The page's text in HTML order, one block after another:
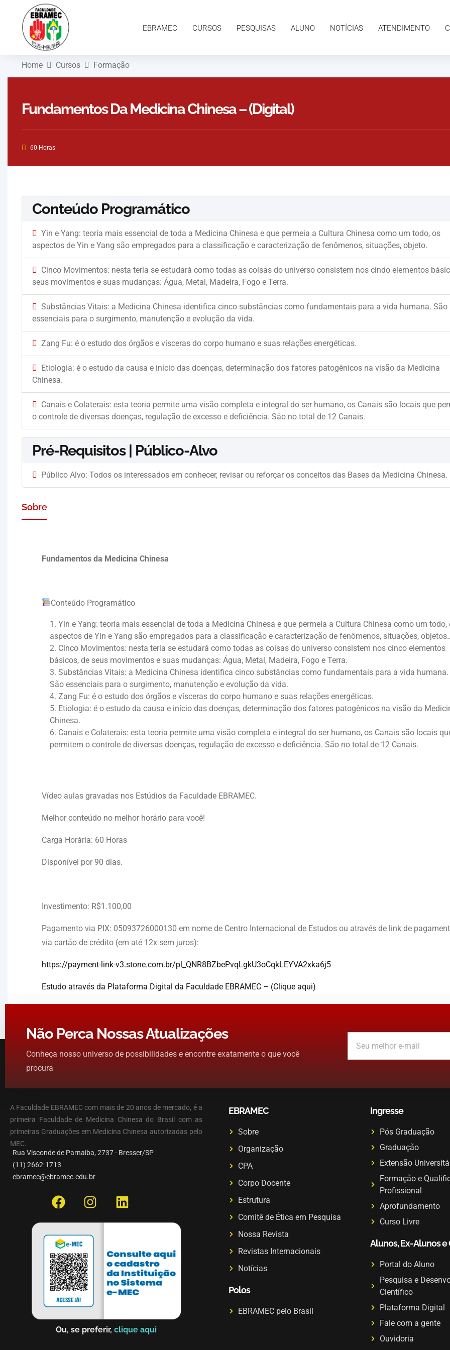
EBRAMEC
CURSOS PESQUISAS ALUNO NOTÍCIAS ATENDIMENTO
Home Cursos Formação
Fundamentos Da Medicina Chinesa – (Digital)
60 Horas
Conteúdo Programático
Yin e Yang: teoria mais essencial de toda a Medicina Chinesa e que permeia a Cultura Chinesa como um todo, os
aspectos de Yin e Yang são empregados para a classificação e caracterização de fenômenos, situações, objeto.
Cinco Movimentos: nesta teria se estudará como todas as coisas do universo consistem nos cindo elementos
seus movimentos e suas mudanças: Água, Metal, Madeira, Fogo e Terra.
Substâncias Vitais: a Medicina Chinesa identifica cinco substâncias como fundamentais para a vida humana. São
essenciais para o surgimento, manutenção e evolução da vida.
Zang Fu: é o estudo dos órgãos e vísceras do corpo humano e suas relações energéticas.
Etiologia: é o estudo da causa e início das doenças, determinação dos fatores patogênicos na visão da Medicina
Chinesa.
Canais e Colaterais: esta teoria permite uma visão completa e integral do ser humano, os Canais são locais que
o controle de diversas doenças, regulação de excesso e deficiência. São no total de 12 Canais.
Pré-Requisitos | Público-Alvo
Público Alvo: Todos os interessados em conhecer, revisar ou reforçar os conceitos das Bases da Medicina Chinesa.
Sobre
Fundamentos da Medicina Chinesa
Conteúdo Programático
Yin e Yang: teoria mais essencial de toda a Medicina Chinesa e que permeia a Cultura Chinesa como um todo,
aspectos de Yin e Yang são empregados para a classificação e caracterização de fenômenos, situações,
Cinco Movimentos: nesta teria se estudará como todas as coisas do universo consistem nos cinco elementos
básicos, de seus movimentos e suas mudanças: Água, Metal, Madeira, Fogo e Terra.
Substâncias Vitais: a Medicina Chinesa identifica cinco substâncias como fundamentais para a vida humana.
São essenciais para o surgimento, manutenção e evolução da vida.
Zang Fu: é o estudo dos órgãos e vísceras do corpo humano e suas relações energéticas.
Etiologia: é o estudo da causa e início das doenças, determinação dos fatores patogênicos na visão da
Chinesa.
Canais e Colaterais: esta teoria permite uma visão completa e integral do ser humano, os Canais são locais
permitem o controle de diversas doenças, regulação de excesso e deficiência. São no total de 12 Canais.
Vídeo aulas gravadas nos Estúdios da Faculdade EBRAMEC.
Melhor conteúdo no melhor horário para você!
Carga Horária: 60 Horas
Disponível por 90 dias.
Investimento: R$1.100,00
Pagamento via PIX: 05093726000130 em nome de Centro Internacional de Estudos ou através de link de
via cartão de crédito (em até 12x sem juros):
https://payment-link-v3.stone.com.br/pl_QNR8BZbePvqLgkU3oCqkLEYVA2xka6j5
Estudo através da Plataforma Digital da Faculdade EBRAMEC – (Clique aqui)
Não Perca Nossas Atualizações
Conheça nosso universo de possibilidades e encontre exatamente o que você
procura
A Faculdade EBRAMEC com mais de 20 anos de mercado, é a
primeira Faculdade de Medicina Chinesa do Brasil com as
primeiras Graduações em Medicina Chinesa autorizadas pelo
MEC.
Rua Visconde de Parnaiba, 2737 - Bresser/SP
(11) 2662-1713
ebramec@ebramec.edu.br
Ou, se preferir,clique aqui
EBRAMEC
Sobre
Organização
CPA
Corpo Docente
Estrutura
Comitê de Ética em Pesquisa
Nossa Revista
Revistas Internacionais
Notícias
Polos
EBRAMEC pelo Brasil
Ingresse
Pós Graduação
Graduação
Extensão
Formação e
Profissional
Aprofundamento
Curso Livre
Alunos, Ex-Alunos
Portal do Aluno
Pesquisa e
Científico
Plataforma Digital
Fale com a gente
Ouvidoria